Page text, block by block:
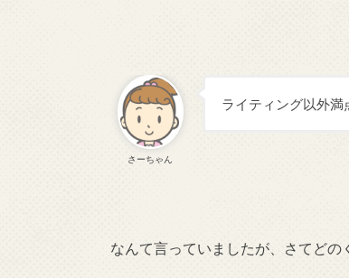
さーちゃん
ライティング以外満
なんて言っていましたが、さてどの